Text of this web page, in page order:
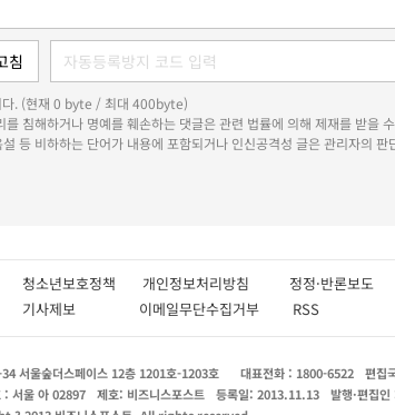
다. (현재 0 byte / 최대 400byte)
침해하거나 명예를 훼손하는 댓글은 관련 법률에 의해 제재를 받을
등 비하하는 단어가 내용에 포함되거나 인신공격성 글은 관리자의 판
청소년보호정책 개인정보처리방침 정정·반론보도
기사제보 이메일무단수집거부 RSS
서울숲더스페이스 12층 1201호-1203호 대표전화 : 1800-6522 편집
: 서울 아 02897 제호: 비즈니스포스트 등록일: 2013.11.13 발행·편집